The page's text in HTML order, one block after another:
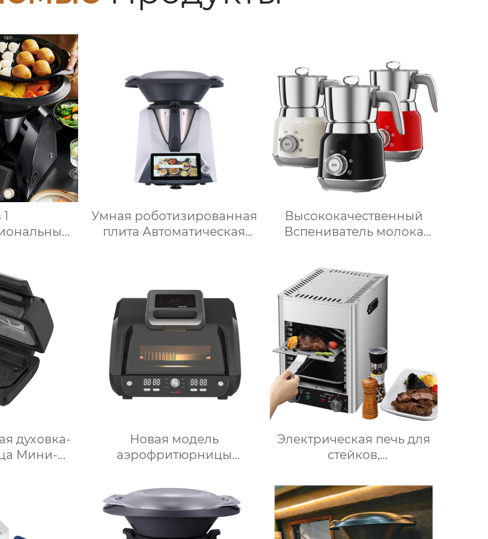
Умная роботизированная
плита Автоматическая
для приготовления пищи
для дома
Высококачественный
Вспениватель молока
кофейную пену,
Электрический
Вспениватель молока
духовка-
Мини-
цвета с
Новая модель
аэрофритюрницы
цифровым управлением
и 12 предустановленными
функциями Духовка
Электрическая
Электрическая печь для
стейков,
коммерческий гриль для
стейков на столешнице,
10-слойный гриль,
Постоянная температура